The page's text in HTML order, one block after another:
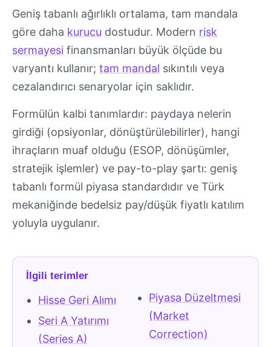
Geniş tabanlı ağırlıklı ortalama, tam mandala
göre daha kurucu dostudur. Modern risk
sermayesi finansmanları büyük ölçüde bu
varyantı kullanır; tam mandal sıkıntılı veya
cezalandırıcı senaryolar için saklıdır.
Formülün kalbi tanımlardır: paydaya nelerin
girdiği (opsiyonlar, dönüştürülebilirler), hangi
ihraçların muaf olduğu (ESOP, dönüşümler,
stratejik işlemler) ve pay-to-play şartı: geniş
tabanlı formül piyasa standardıdır ve Türk
mekaniğinde bedelsiz pay/düşük fiyatlı katılım
yoluyla uygulanır.
İlgili terimler
Hisse Geri Alımı
Seri A Yatırımı
(Series A)
Piyasa Düzeltmesi
(Market
Correction)